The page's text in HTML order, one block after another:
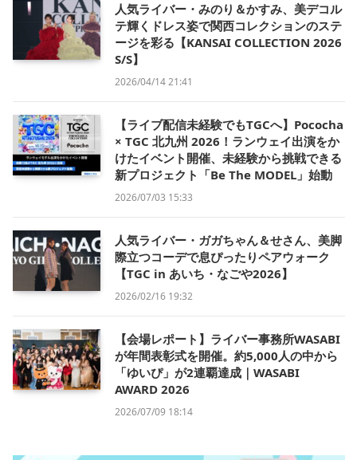
人気ライバー・みのり＆かすみ、美デコル
テ輝くドレス姿で関西コレクションのステ
ージを彩る【KANSAI COLLECTION 2026
S/S】
2026/04/14 21:41
【ライブ配信未経験でもTGCへ】Pococha
× TGC 北九州 2026！ランウェイ出演をか
けたイベント開催、未経験から挑戦できる
新プロジェクト「Be The MODEL」始動
2026/07/03 15:33
人気ライバー・ガガちゃん＆せさん、美脚
際立つコーデで息ぴったりペアウォーク
【TGC in あいち・なごや2026】
2026/02/16 19:32
【会場レポート】ライバー事務所WASABI
が年間表彰式を開催。約5,000人の中から
「ゆいぴ」が2連覇達成｜WASABI
AWARD 2026
2026/07/09 18:14